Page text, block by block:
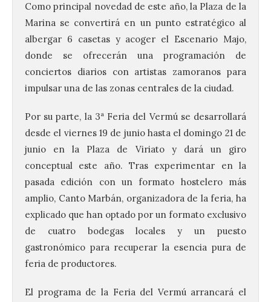
Como principal novedad de este año, la Plaza de la
Marina se convertirá en un punto estratégico al
albergar 6 casetas y acoger el Escenario Majo,
donde se ofrecerán una programación de
conciertos diarios con artistas zamoranos para
impulsar una de las zonas centrales de la ciudad.
Por su parte, la 3ª Feria del Vermú se desarrollará
desde el viernes 19 de junio hasta el domingo 21 de
junio en la Plaza de Viriato y dará un giro
conceptual este año. Tras experimentar en la
pasada edición con un formato hostelero más
amplio, Canto Marbán, organizadora de la feria, ha
explicado que han optado por un formato exclusivo
de cuatro bodegas locales y un puesto
gastronómico para recuperar la esencia pura de
feria de productores.
El programa de la Feria del Vermú arrancará el